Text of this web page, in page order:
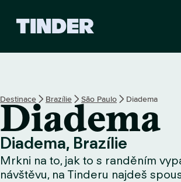
k
á
s
t
r
á
n
Destinace Brazílie São Paulo Diadema
Diadema
Diadema, Brazílie
Mrkni na to, jak to s randěním
návštěvu, na Tinderu najdeš